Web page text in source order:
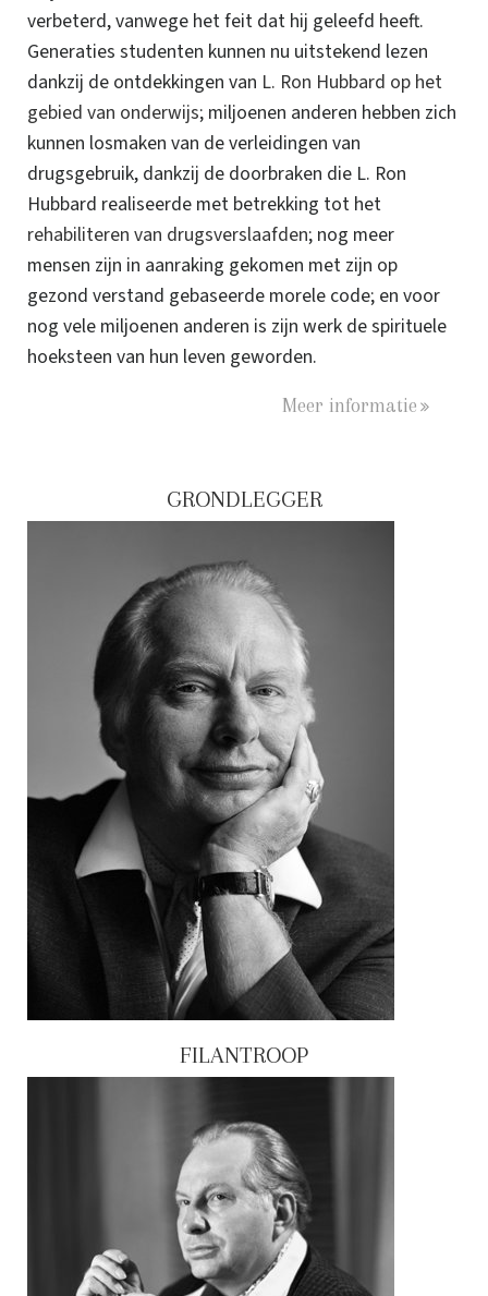
verbeterd, vanwege het feit dat hij geleefd heeft.
Generaties studenten kunnen nu uitstekend lezen
dankzij de ontdekkingen van L. Ron Hubbard op het
gebied van onderwijs; miljoenen anderen hebben zich
kunnen losmaken van de verleidingen van
drugsgebruik, dankzij de doorbraken die L. Ron
Hubbard realiseerde met betrekking tot het
rehabiliteren van drugsverslaafden; nog meer
mensen zijn in aanraking gekomen met zijn op
gezond verstand gebaseerde morele code; en voor
nog vele miljoenen anderen is zijn werk de spirituele
hoeksteen van hun leven geworden.
Meer informatie
GRONDLEGGER
FILANTROOP